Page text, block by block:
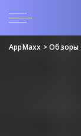
AppMaxx >Обзоры